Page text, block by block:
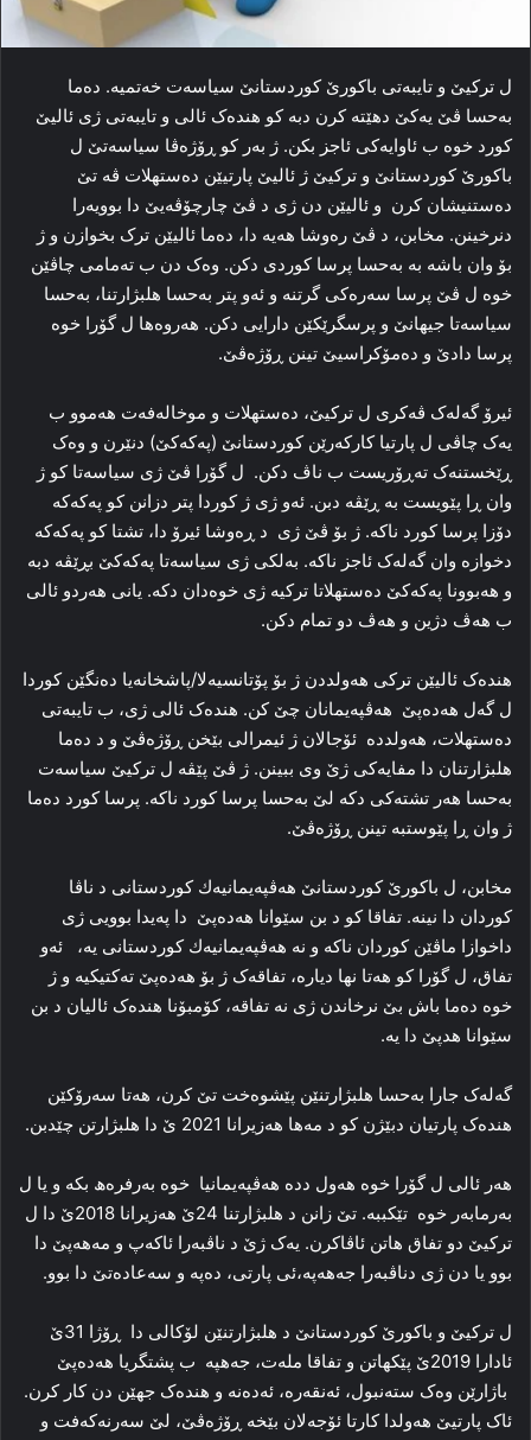
ل ترکیێ‌ و تایبه‌تی باکورێ کوردستانێ سیاسه‌ت خه‌تمیه‌. ده‌ما
بەحسا ڤێ یه‌کێ دھێتە کرن دبە كو هنده‌ک ئالی و تایبه‌تی ژی ئالیێ
کورد خوه‌ ب ئاوایه‌کی ئاجز بكن. ژ به‌ر کو ڕۆژه‌ڤا سیاسه‌تێ ل
باکورێ کوردستانێ و ترکیێ‌ ژ ئالیێ پارتیێن ده‌ستهلات ڤه‌ تێ
دەستنیشان كرن و ئالیێن دن ژی د ڤێ چارچۆڤەیێ دا‌ بوویه‌را
دنرخینن. مخابن، د ڤێ رەوشا ھەیە دا، ده‌ما ئالیێن ترک بخوازن و ژ
بۆ وان باشە بە بەحسا پرسا کوردی دکن. وه‌ک دن ب ته‌مامی چاڤێن
خوه‌ ل ڤێ پرسا سه‌ره‌کی‌ گرتنه‌ و ئه‌و پتر بەحسا هلبژارتنا، بەحسا
سیاسه‌تا جیهانێ و پرسگرێکێن دارایی دکن. هه‌روه‌ها ل گۆرا خوه‌
پرسا دادێ و ده‌مۆکراسیێ تینن ڕۆژه‌ڤێ.
ئیرۆ گه‌له‌ک ڤه‌کری ل ترکیێ‌، ده‌ستهلات و موخاله‌فه‌ت هه‌موو ب
یه‌ک چاڤی ل پارتیا كاركەرێن كوردستانێ (پەكەكێ) دنێرن و وه‌ک
ڕێخستنه‌ک ته‌ڕۆریست ب ناڤ دکن. ل گۆرا ڤێ ژی سیاسه‌تا کو ژ
وان ڕا‌ پێویست بە ڕێڤه‌ دبن. ئه‌و ژی ژ کوردا پتر دزانن کو پەكەكە
دۆزا پرسا کورد ناکه‌. ژ بۆ ڤێ ژی د ڕه‌وشا ئیرۆ دا‌، تشتا کو پەكەكە
دخوازه‌ وان گه‌له‌ک ئاجز ناکه‌. به‌لکی ژی سیاسه‌تا پەكەكێ بڕێڤه‌ دبه‌
و ھەبوونا پەكەكێ ده‌ستهلاتا ترکیه‌ ژی خوەدان دکه‌. یانی هه‌ردو ئالی
ب هه‌ڤ دژین و ھەڤ دو تمام دكن.
هنده‌ک ئالیێن ترکی هه‌ولددن ژ بۆ پۆتانسیه‌لا/پاشخانەیا ده‌نگێن کوردا
ل گه‌ل ھەدەپێ ھەڤپەیمانان چێ كن. هنده‌ک ئالی ژی، ب تایبه‌تی
ده‌ستهلات، هه‌ولدده‌ ئۆجالان ژ ئیمرالی بێخن ڕۆژه‌ڤێ و د ده‌ما
هلبژارتنان دا‌ مفایەكی ژێ وی ببینن. ژ ڤێ پێڤه‌ ل ترکیێ‌ سیاسه‌ت
بەحسا هه‌ر تشته‌کی دکه‌ لێ بەحسا پرسا کورد ناکه‌. پرسا کورد ده‌ما
ژ وان ڕا‌ پێوستبه‌ تینن ڕۆژه‌ڤێ.
مخابن، ل باکورێ کوردستانێ ھەڤپەیمانیەك کوردستانی د ناڤا
کوردان دا‌ نینە. تفاقا کو د بن سێوانا ھەدەپێ دا په‌یدا بوویی ژی
داخوازا ماڤێن كوردان ناكە و نە ھەڤپەیمانیەك كوردستانی یە، ئه‌و
تفاق، ل گۆرا كو هه‌تا نها دیارە، تفاقه‌ک ژ بۆ ھەدەپێ ته‌کتیکیه‌ و ژ
خوه‌ ده‌ما باش بێ نرخاندن ژی نه‌ تفاقه‌، کۆمبۆنا هنده‌ک ئالیان د بن
سێوانا هدپێ دا یه‌.
گه‌له‌ک جارا بەحسا هلبژارتنێن پێشوه‌خت تێ کرن، هه‌تا سه‌رۆکێن
هنده‌ک پارتیان دبێژن کو د مه‌ها ھه‌زیرانا 2021 ێ دا‌ هلبژارتن چێدبن.
هه‌ر ئالی ل گۆرا خوه‌ هه‌ول دده‌ ھەڤپەیمانیا خوه‌ به‌رفره‌ھ بکه‌ و یا ل
بەرمابەر خوە تێکببه‌. تێ زانن د هلبژارتنا 24ێ هه‌زیرانا 2018ێ دا‌ ل
ترکیێ‌ دو تفاق هاتن ئاڤاکرن. یه‌ک ژێ د ناڤبەرا ئاکەپ و مەهەپێ دا
بوو یا دن ژی دناڤبەرا جەهەپە،ئی پارتی، دەپە و سەعاده‌تێ دا بوو.
ل ترکیێ و باکورێ کوردستانێ د هلبژارتنێن لۆكالی دا ڕۆژا 31ێ
ئادارا 2019ێ پێکهاتن و تفاقا مله‌ت، جەهپە ب پشتگریا ھەدەپێ
باژارێن وه‌ک ستەنبول، ئه‌نقه‌ره‌، ئه‌ده‌نه‌ و هنده‌ک جهێن دن کار کرن.
ئاک پارتیێ هه‌ولدا كارتا ئۆجەلان بێخه‌ ڕۆژه‌ڤێ، لێ سه‌رنه‌که‌فت و